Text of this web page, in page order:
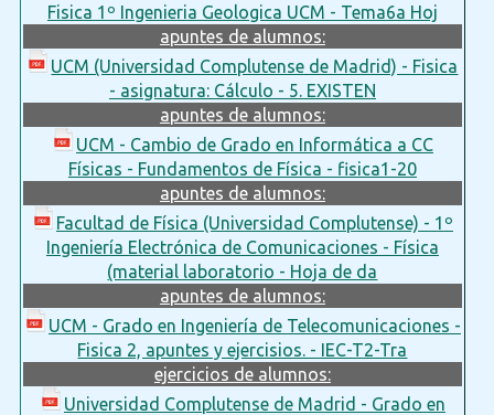
Fisica 1º Ingenieria Geologica UCM - Tema6a Hoj
apuntes de alumnos:
UCM (Universidad Complutense de Madrid) - Fisica
- asignatura: Cálculo - 5. EXISTEN
apuntes de alumnos:
UCM - Cambio de Grado en Informática a CC
Físicas - Fundamentos de Física - fisica1-20
apuntes de alumnos:
Facultad de Física (Universidad Complutense) - 1º
Ingeniería Electrónica de Comunicaciones - Física
(material laboratorio - Hoja de da
apuntes de alumnos:
UCM - Grado en Ingeniería de Telecomunicaciones -
Fisica 2, apuntes y ejercisios. - IEC-T2-Tra
ejercicios de alumnos:
Universidad Complutense de Madrid - Grado en